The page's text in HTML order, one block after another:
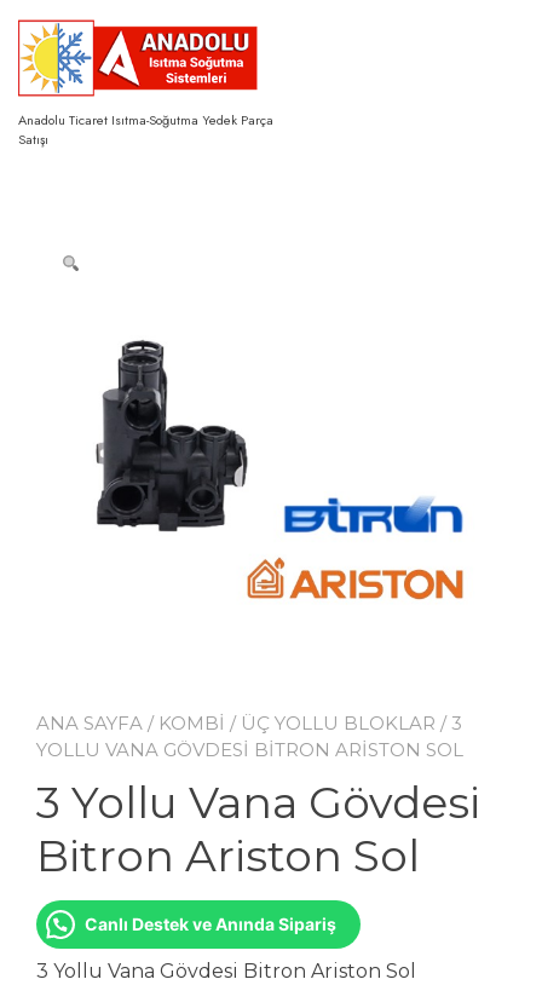
content
Anadolu Ticaret Isıtma-Soğutma Yedek Parça
Satışı
ANA SAYFA / KOMBİ / ÜÇ YOLLU BLOKLAR / 3
YOLLU VANA GÖVDESI BITRON ARISTON SOL
3 Yollu Vana Gövdesi
Bitron Ariston Sol
Canlı Destek ve Anında Sipariş
3 Yollu Vana Gövdesi Bitron Ariston Sol